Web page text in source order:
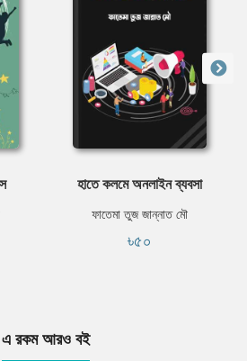
হাতে কলমে অনলাইন ব্যবসা
ফাতেমা তুজ জান্নাত মৌ
৳৫০
এ রকম আরও বই